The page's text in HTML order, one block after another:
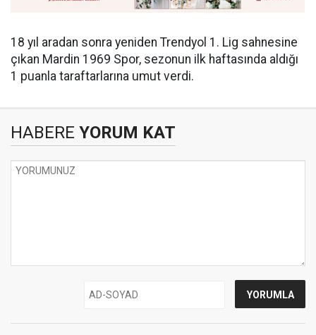
18 yıl aradan sonra yeniden Trendyol 1. Lig sahnesine
çıkan Mardin 1969 Spor, sezonun ilk haftasında aldığı
1 puanla taraftarlarına umut verdi.
HABERE YORUM KAT